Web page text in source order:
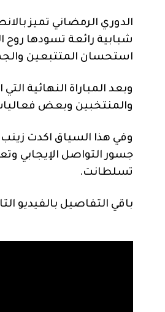
الدوري الرمضاني تميز
شبابية رائعة تسودها روح
استحسان المتتبعين
وبعد المباراة النهائية
والمنتخبين وبعض فعاليات
وفي هذا السياق اكدت
جسور التواصل الإيجابي
تسلطانت.
باقي التفاصيل بالفيديو